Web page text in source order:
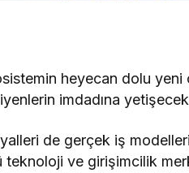
heyecan dolu yeni
imdadına
de gerçek iş
teknoloji ve girişimcilik